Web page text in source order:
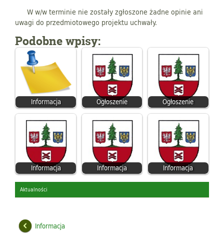
W w/w terminie nie zostały zgłoszone żadne opinie ani
uwagi do przedmiotowego projektu uchwały.
Podobne wpisy:
Informacja Ogłoszenie Ogłoszenie
Informacja Informacja Informacja
Aktualności
Informacja